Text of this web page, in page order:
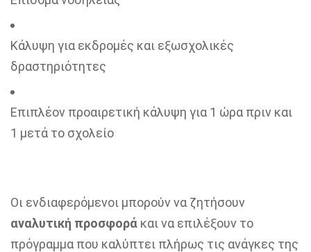
Κάλυψη για εκδρομές και εξωσχολικές
δραστηριότητες
Επιπλέον προαιρετική κάλυψη για 1 ώρα πριν και
1 μετά το σχολείο
Οι ενδιαφερόμενοι μπορούν να ζητήσουν
αναλυτική προσφορά και να επιλέξουν το
πρόγραμμα που καλύπτει πλήρως τις ανάγκες της